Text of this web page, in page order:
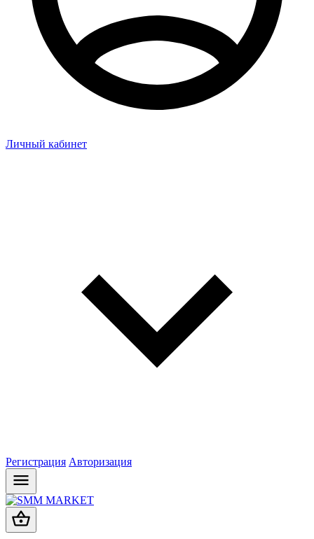
Личный кабинет
Регистрация Авторизация